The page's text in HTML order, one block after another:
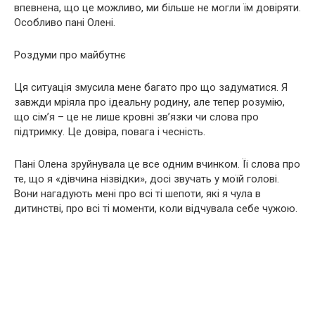
впевнена, що це можливо, ми більше не могли їм довіряти.
Особливо пані Олені.
Роздуми про майбутнє
Ця ситуація змусила мене багато про що задуматися. Я
завжди мріяла про ідеальну родину, але тепер розумію,
що сім’я – це не лише кровні зв’язки чи слова про
підтримку. Це довіра, повага і чесність.
Пані Олена зруйнувала це все одним вчинком. Її слова про
те, що я «дівчина нізвідки», досі звучать у моїй голові.
Вони нагадують мені про всі ті шепоти, які я чула в
дитинстві, про всі ті моменти, коли відчувала себе чужою.